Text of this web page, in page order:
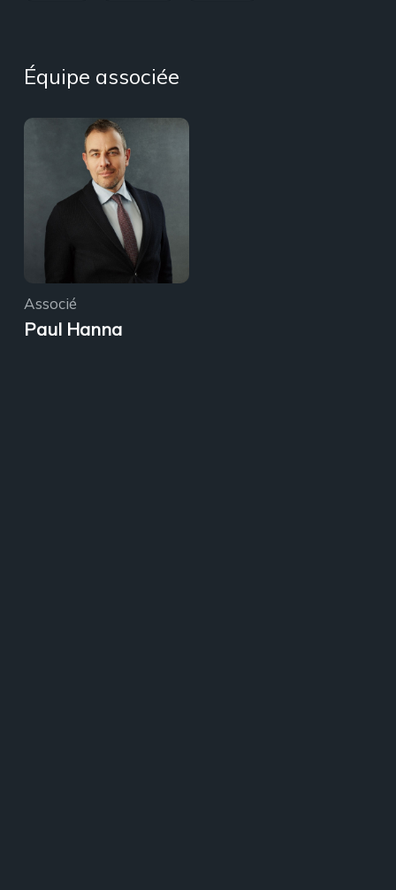
Équipe associée
Associé
Paul Hanna